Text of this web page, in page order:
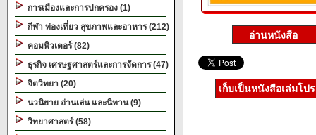
การเมืองและการปกครอง (1)
กีฬา ท่องเที่ยว สุขภาพและอาหาร (212)
คอมพิวเตอร์ (82)
ธุรกิจ เศรษฐศาสตร์และการจัดการ (47)
จิตวิทยา (20)
นวนิยาย อ่านเล่น และนิทาน (9)
วิทยาศาสตร์ (58)
เก็บเป็นหนังสือเล่มโป